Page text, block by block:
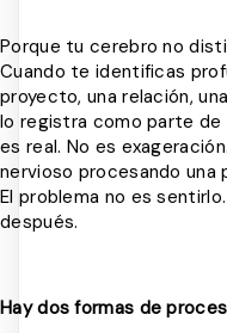
Porque tu cerebro no
Cuando te identificas
proyecto, una relación,
lo registra como parte de
es real. No es
nervioso procesando una
El problema no es
después.
Hay dos formas de